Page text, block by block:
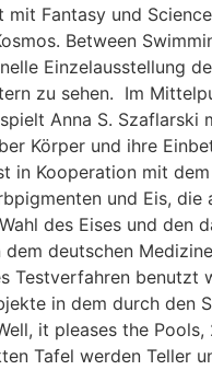
Fantasy und
Between
Einzelausstellung
zu sehen. Im
Anna S.
Körper und ihre
in Kooperation mit
und Eis,
des Eises und den
deutschen
Testverfahren benutzt
in dem durch den
it pleases the
Tafel werden Teller